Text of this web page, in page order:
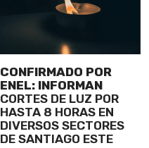
CONFIRMADO POR
ENEL: INFORMAN
CORTES DE LUZ POR
HASTA 8 HORAS EN
DIVERSOS SECTORES
DE SANTIAGO ESTE